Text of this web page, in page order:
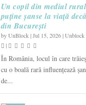
Un copil din mediul
puține șanse la viață
din București
byUnBlock |Jul 15, 2026|Unblock
|
În România, locul în care
cu o boală rară influențează
de...